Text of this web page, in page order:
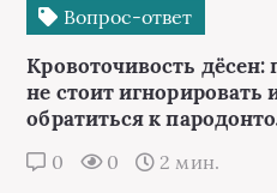
Вопрос-ответ
Кровоточивость дёсен:
не стоит игнорировать
обратиться к
0 0 2 мин.